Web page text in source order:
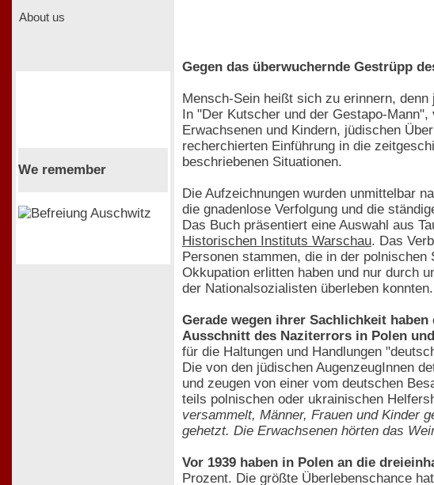
About us
We remember
Gegen das überwuchernde Gestrüpp
Mensch-Sein heißt sich zu erinnern,
In "Der Kutscher und der Gestapo-
Erwachsenen und Kindern, jüdischen
recherchierten Einführung in die
beschriebenen Situationen.
Die Aufzeichnungen wurden unmittelbar
die gnadenlose Verfolgung und die
Das Buch präsentiert eine Auswahl aus
Historischen Instituts Warschau. Das
Personen stammen, die in der
Okkupation erlitten haben und nur durch
der Nationalsozialisten überleben konnten.
Gerade wegen ihrer Sachlichkeit
Ausschnitt des Naziterrors in Polen
für die Haltungen und Handlungen
Die von den jüdischen AugenzeugInnen
und zeugen von einer vom deutschen
teils polnischen oder ukrainischen
versammelt, Männer, Frauen und Kinder
gehetzt. Die Erwachsenen hörten das
Vor 1939 haben in Polen an die
Prozent. Die größte Überlebenschance